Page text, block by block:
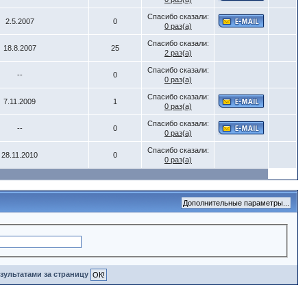
2.5.2007 0
Спасибо сказали:
0 раз(а)
18.8.2007 25
Спасибо сказали:
2 раз(а)
-- 0
Спасибо сказали:
0 раз(а)
7.11.2009 1
Спасибо сказали:
0 раз(а)
-- 0
Спасибо сказали:
0 раз(а)
28.11.2010 0
Спасибо сказали:
0 раз(а)
за страницу